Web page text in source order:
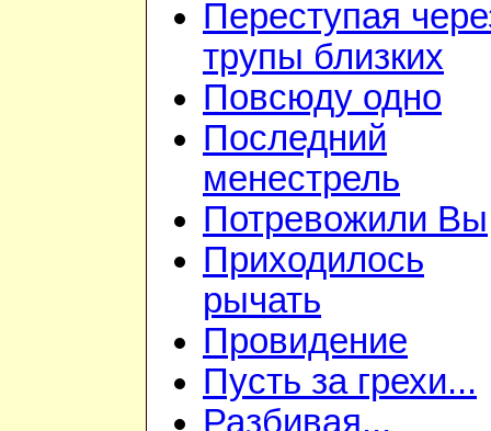
Переступая
трупы близких
Повсюду одно
Последний
менестрель
Потревожили Вы
Приходилось
рычать
Провидение
Пусть за грехи...
Разбивая...